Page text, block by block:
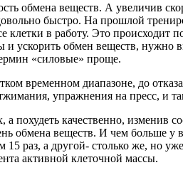
обмена веществ. А увеличив
быстро. На прошлой
в работу. Это
и ускорить обмен веществ,
«силовые» проще.
временном диапазоне, до
упражнения на пресс, и
качественно, изменив
обмена веществ. И чем больше
раз, а другой- столько же, но
активной клеточной массы.